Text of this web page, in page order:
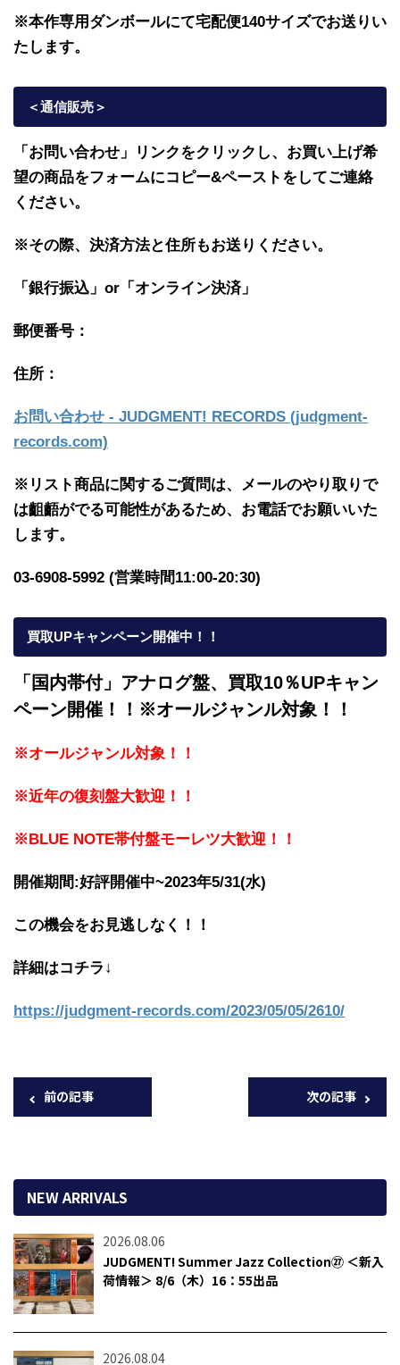
※本作専用ダンボールにて宅配便140サイズでお送りい
たします。
＜通信販売＞
「お問い合わせ」リンクをクリックし、 お買い上げ希
望の商品をフォームにコピー&ペーストをしてご連絡
ください。
※その際、決済方法と住所もお送りください。
「銀行振込」or「 オンライン決済」
郵便番号：
住所：
お問い合わせ - JUDGMENT! RECORDS (judgment-
records.com)
※リスト商品に関するご質問は、メールのやり取りで
は齟齬がでる可能性があるため、お電話でお願いいた
します。
03-6908-5992 (営業時間11:00-20:30)
買取UPキャンペーン開催中！！
「国内帯付」アナログ盤、買取10％UPキャン
ペーン開催！！※オールジャンル対象！！
※オールジャンル対象！！
※近年の復刻盤大歓迎！！
※BLUE NOTE帯付盤モーレツ大歓迎！！
開催期間:好評開催中~2023年5/31(水)
この機会をお見逃しなく！！
詳細はコチラ↓
https://judgment-records.com/2023/05/05/2610/
前の記事 次の記事
NEW ARRIVALS
2026.08.06
JUDGMENT! Summer Jazz Collection㉗ ＜新入
荷情報＞ 8/6（木）16：55出品
2026.08.04